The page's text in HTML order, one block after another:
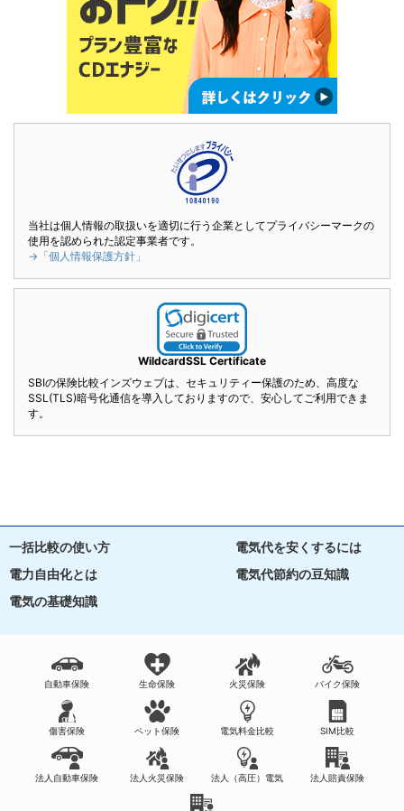
当社は個人情報の取扱いを適切に行う企業としてプライバシーマークの
使用を認められた認定事業者です。
→「個人情報保護方針」
WildcardSSL Certificate
SBIの保険比較インズウェブは、セキュリティー保護のため、高度な
SSL(TLS)暗号化通信を導入しておりますので、安心してご利用できま
す。
一括比較の使い方
電気代を安くするには
電力自由化とは
電気代節約の豆知識
電気の基礎知識
自動車保険 生命保険 火災保険 バイク保険
傷害保険 ペット保険 電気料金比較 SIM比較
法人自動車保険 法人火災保険 法人（高圧）電気 法人賠責保険